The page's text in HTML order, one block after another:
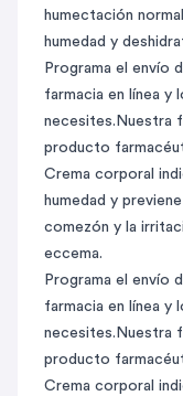
humectación
humedad y
Programa el envío
farmacia en línea y
necesites.Nuestra
producto
Crema corporal
humedad y
comezón y la
eccema.
Programa el envío
farmacia en línea y
necesites.Nuestra
producto
Crema corporal